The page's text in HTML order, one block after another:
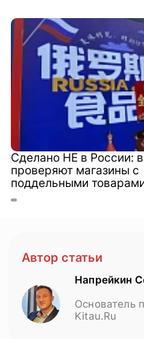
Сделано НЕ в России:
проверяют магазины с
поддельными
Автор статьи
Напрейкин
Основатель
Kitau.Ru